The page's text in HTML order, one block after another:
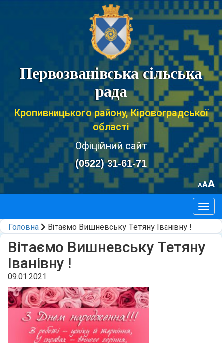
Первозванівська сільська
рада
Кропивницького району, Кіровоградської
області
Офіційний сайт
(0522) 31-61-71
AAA
Головна
Вітаємо Вишневську Тетяну Іванівну !
Вітаємо Вишневську Тетяну
Іванівну !
09.01.2021